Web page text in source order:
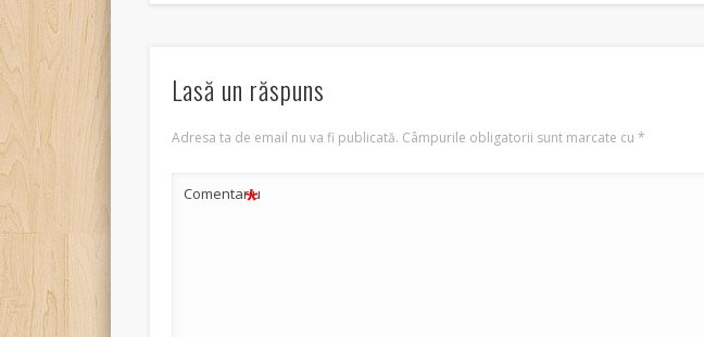
Lasă un răspuns
Adresa ta de email nu va fi publicată. Câmpurile obligatorii sunt marcate cu*
Comentariu
*